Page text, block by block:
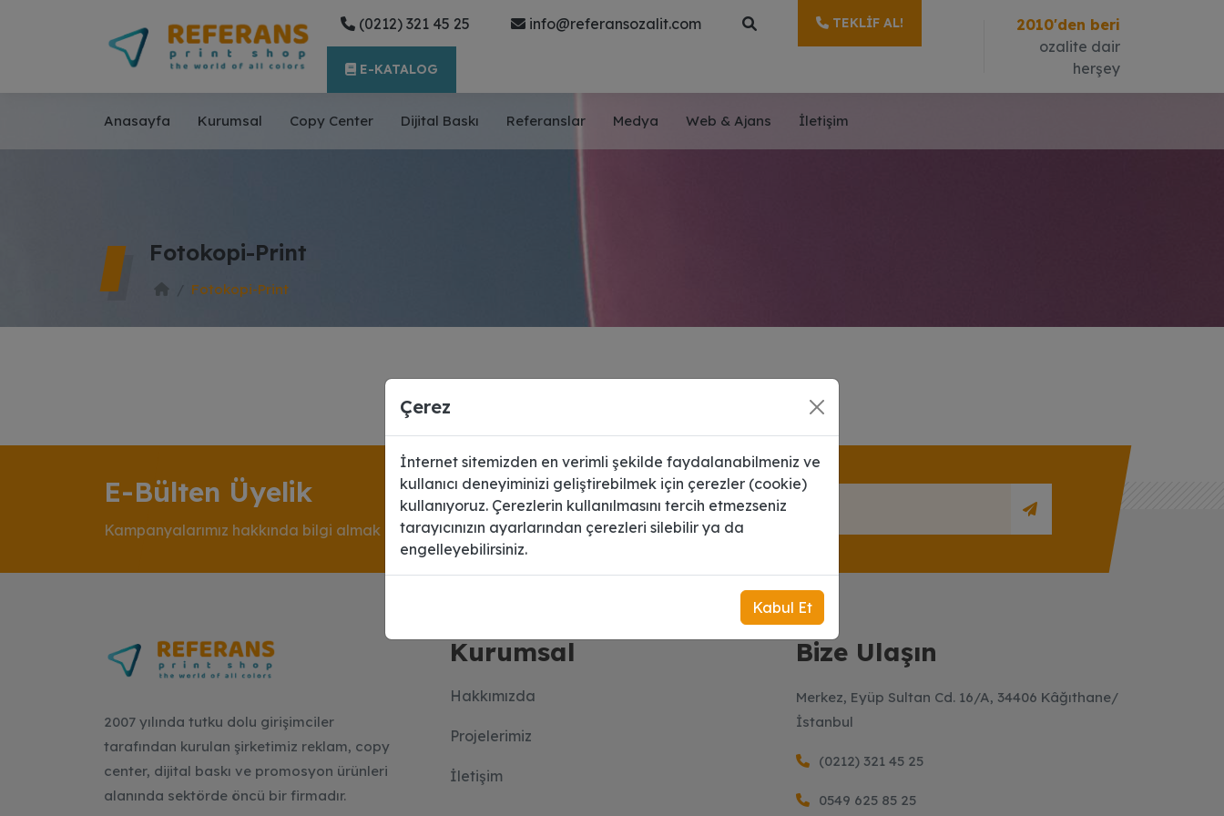
(0212) 321 45 25 info@referansozalit.com TEKLIF AL!
E-KATALOG
2010'den beri
ozalite dair
herşey
Anasayfa Kurumsal Copy Center Dijital Baskı Referanslar Medya Web & Ajans İletişim
Fotokopi-Print
Fotokopi-Print
E-Bülten Üyelik
Kampanyalarımız hakkında bilgi almak için üye olun.
2007 yılında tutku dolu girişimciler
tarafından kurulan şirketimiz reklam, copy
center, dijital baskı ve promosyon ürünleri
alanında sektörde öncü bir firmadır.
Kurumsal
Hakkımızda
Projelerimiz
İletişim
Bize Ulaşın
Merkez, Eyüp Sultan Cd. 16/A, 34406 Kâğıthane/
İstanbul
(0212) 321 45 25
0549 625 85 25
Çerez
İnternet sitemizden en verimli şekilde faydalanabilmeniz ve
kullanıcı deneyiminizi geliştirebilmek için çerezler (cookie)
kullanıyoruz. Çerezlerin kullanılmasını tercih etmezseniz
tarayıcınızın ayarlarından çerezleri silebilir ya da
engelleyebilirsiniz.
Kabul Et